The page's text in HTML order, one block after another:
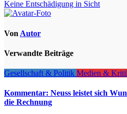
Keine Entschädigung in Sicht
Von Autor
Verwandte Beiträge
Gesellschaft & Politik Medien &
Kommentar: Neuss leistet sich
die Rechnung